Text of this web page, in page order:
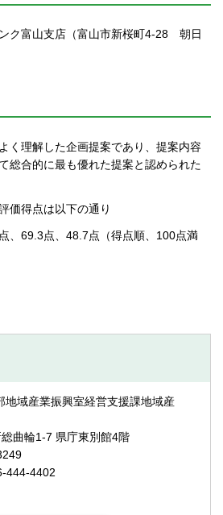
ク富山支店（富山市新桜町4-28 朝日
く理解した企画提案であり、提案内容
総合的に最も優れた提案と認められた
価得点は以下の通り
、69.3点、48.7点（得点順、100点満
地域産業振興室経営支援課地域産
曲輪1-7 県庁東別館4階
444-4402